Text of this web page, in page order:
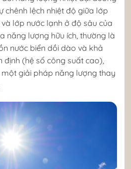
chênh lệch nhiệt độ giữa lớp
lớp nước lạnh ở độ sâu của
năng lượng hữu ích, thường là
nước biển dồi dào và khả
(hệ số công suất cao),
một giải pháp năng lượng thay